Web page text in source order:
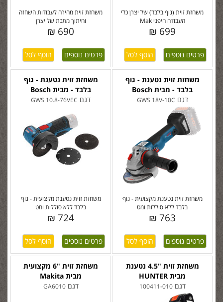
משחזת זוית מהירה לעבודות השחזה
וחיתוך מתכת של יצרן
690 ₪
פרטים נוספים
משחזת זוית (גוף בלבד) של יצרן כלי
העבודה היפני Mak
699 ₪
פרטים נוספים
משחזת זוית נטענת - גוף
בלבד - מבית Bosch
דגם GWS 10.8-76VEC
משחזת זוית נטענת מקצועית - גוף
בלבד ללא סוללות ומט
724 ₪
פרטים נוספים
משחזת זוית נטענת - גוף
בלבד - מבית Bosch
דגם GWS 18V-10C
משחזת זוית נטענת מקצועית - גוף
בלבד ללא סוללות ומט
763 ₪
פרטים נוספים
משחזת זוית "6 מקצועית
מבית Makita
דגםGA6010
משחזת זוית "4.5 נטענת
מבית HUNTER
דגם100411-010